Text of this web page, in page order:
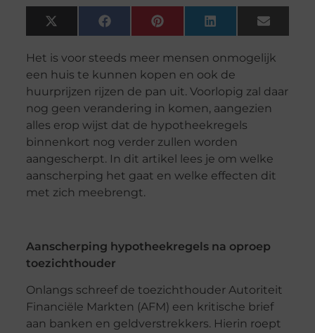
X
(Twitter)
FacebookPinterest LinkedIn Email
Het is voor steeds meer mensen onmogelijk
een huis te kunnen kopen en ook de
huurprijzen rijzen de pan uit. Voorlopig zal daar
nog geen verandering in komen, aangezien
alles erop wijst dat de hypotheekregels
binnenkort nog verder zullen worden
aangescherpt. In dit artikel lees je om welke
aanscherping het gaat en welke effecten dit
met zich meebrengt.
Aanscherping hypotheekregels na oproep
toezichthouder
Onlangs schreef de toezichthouder Autoriteit
Financiële Markten (AFM) een kritische brief
aan banken en geldverstrekkers. Hierin roept